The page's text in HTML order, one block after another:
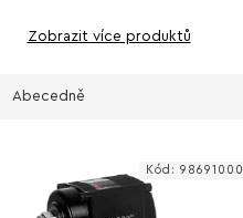
Zobrazit více produktů
Abecedně
Kód:98691000